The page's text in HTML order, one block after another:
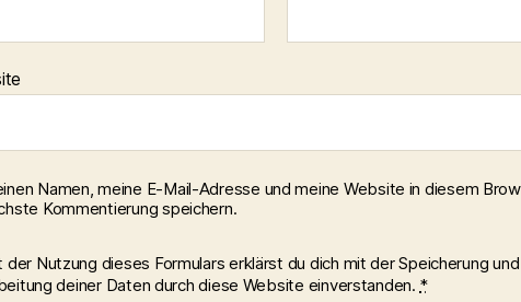
Namen, meine E-Mail-Adresse und meine Website in diesem
Kommentierung speichern.
der Nutzung dieses Formulars erklärst du dich mit der Speicherung und
deiner Daten durch diese Website einverstanden. *